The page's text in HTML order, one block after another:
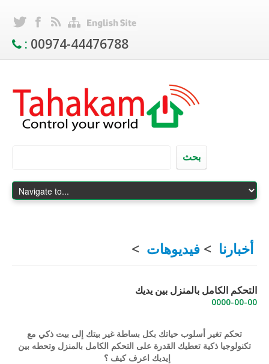
: 00974-44476788
بحث
أخبارنا > فيديوهات >
التحكم الكامل بالمنزل بين يديك
0000-00-00
تحكم تغير أسلوب حياتك بكل بساطة غير بيتك إلى بيت ذكي مع
تكنولوجيا ذكية تعطيك القدرة على التحكم الكامل بالمنزل وتحطه بين
إيديك اعرف كيف ؟